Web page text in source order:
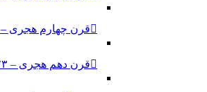
قرن چهارم هجری – ۲۹۱ الی ۳۸۸ شمسی
قرن دهم هجری – ۸۷۳ الی ۹۷۰ شمسی